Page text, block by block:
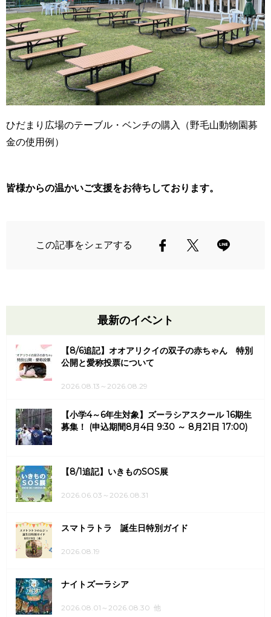
ひだまり広場のテーブル・ベンチの購入（野毛山動物園募
金の使用例）
皆様からの温かいご支援をお待ちしております。
この記事をシェアする
最新のイベント
【8/6追記】オオアリクイの双子の赤ちゃん 特別
公開と愛称投票について
2026.08.13～2026.08.29
【小学4～6年生対象】ズーラシアスクール 16期生
募集！ (申込期間8月4日 9:30 ～ 8月21日 17:00)
【8/1追記】いきものSOS展
2026.06.03～2026.08.31
スマトラトラ 誕生日特別ガイド
2026.08.19
ナイトズーラシア
2026.08.01～2026.08.30 他